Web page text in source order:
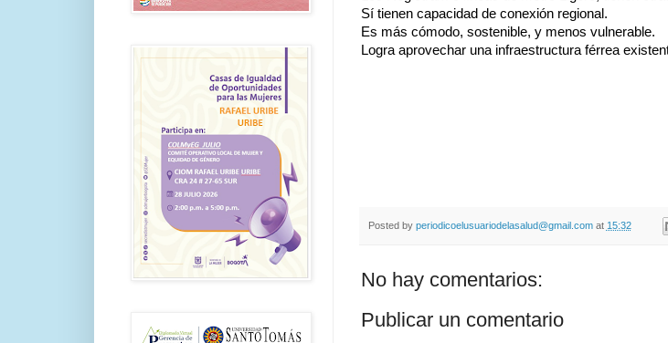
Sí tienen capacidad de conexión regional.
Es más cómodo, sostenible, y menos vulnerable.
Logra aprovechar una infraestructura férrea
Posted by periodicoelusuariodelasalud@gmail.com at 15:32
No hay comentarios:
Publicar un comentario